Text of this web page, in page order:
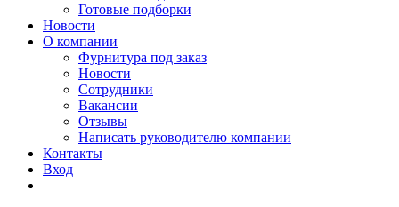
Готовые подборки
Новости
О компании
Фурнитура под заказ
Новости
Сотрудники
Вакансии
Отзывы
Написать руководителю компании
Контакты
Вход